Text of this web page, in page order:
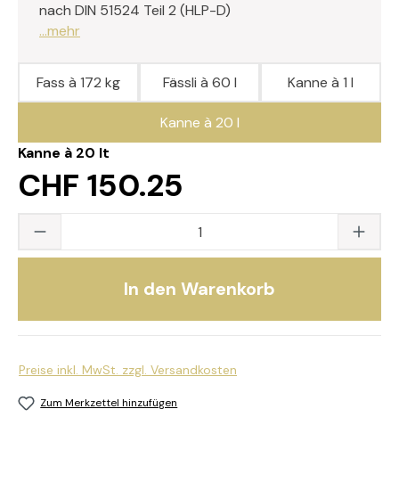
nach DIN 51524 Teil 2 (HLP-D)
...mehr
Kanne à 20 lt
CHF 150.25
Fass à 172 kg Fässli à 60 l Kanne à 1 l
Kanne à 20 l
Produkt Anzahl: Gib den gewünschten
In den Warenkorb
Preise inkl. MwSt. zzgl. Versandkosten
Zum Merkzettel hinzufügen